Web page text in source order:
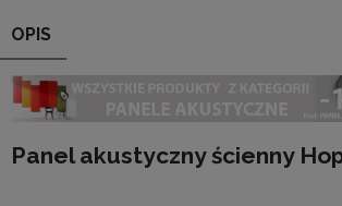
OPIS
Panel akustyczny ścienny